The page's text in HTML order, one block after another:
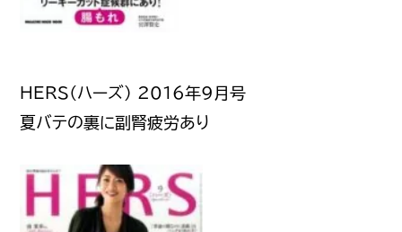
HERS（ハーズ） 2016年9月号
夏バテの裏に副腎疲労あり